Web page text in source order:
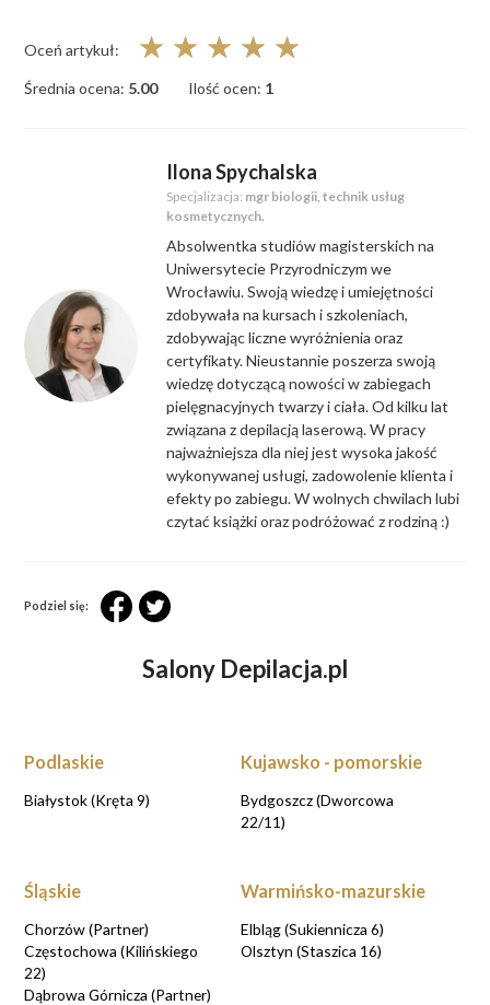
Oceń artykuł: ☆ ☆ ☆ ☆ ☆
Średnia ocena: 5.00 Ilość ocen: 1
Ilona Spychalska
Specjalizacja: mgr biologii, technik usług
kosmetycznych.
Absolwentka studiów magisterskich na
Uniwersytecie Przyrodniczym we
Wrocławiu. Swoją wiedzę i umiejętności
zdobywała na kursach i szkoleniach,
zdobywając liczne wyróżnienia oraz
certyfikaty. Nieustannie poszerza swoją
wiedzę dotyczącą nowości w zabiegach
pielęgnacyjnych twarzy i ciała. Od kilku lat
związana z depilacją laserową. W pracy
najważniejsza dla niej jest wysoka jakość
wykonywanej usługi, zadowolenie klienta i
efekty po zabiegu. W wolnych chwilach lubi
czytać książki oraz podróżować z rodziną :)
Podziel się:
Salony Depilacja.pl
Podlaskie
Białystok (Kręta 9)
Kujawsko - pomorskie
Bydgoszcz (Dworcowa
22/11)
Śląskie
Chorzów (Partner)
Częstochowa (Kilińskiego
22)
Dąbrowa Górnicza (Partner)
Warmińsko-mazurskie
Elbląg (Sukiennicza 6)
Olsztyn (Staszica 16)